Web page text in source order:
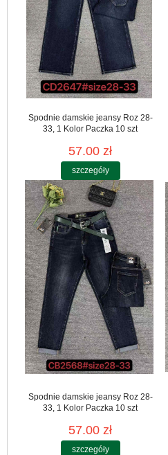
Spodnie damskie jeansy Roz 28-
33, 1 Kolor Paczka 10 szt
57.00 zł
szczegóły
Spodnie damskie jeansy Roz 28-
33, 1 Kolor Paczka 10 szt
57.00 zł
szczegóły